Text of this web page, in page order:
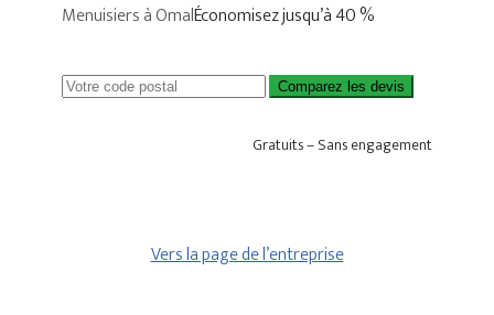
Menuisiers à OmalÉconomisez jusqu’à 40 %
Comparez les devis
Gratuits – Sans engagement
Vers la page de l’entreprise